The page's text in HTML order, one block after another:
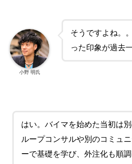
そうですよね。
った印象が過去
小野 明氏
はい。 バイマを始めた当初は
ループコンサルや別のコミュニ
ーで基礎を学び、外注化も順